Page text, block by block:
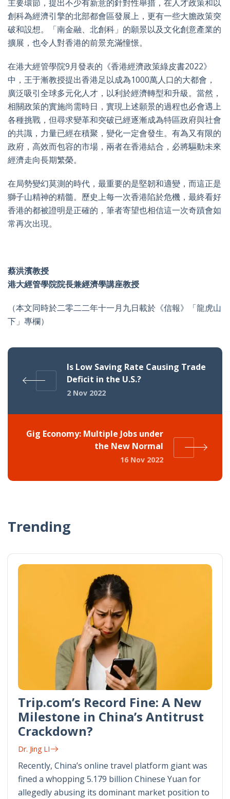
主要環節，提出不少有新意的針對性舉措，在人才政策和以
創科為經濟引擎的北部都會區發展上，更有一些大膽政策突
破和設想。「南金融、北創科」的願景以及文化創意產業的
擴展，也令人對香港的前景充滿憧憬。
在港大經管學院9月發表的《香港經濟政策綠皮書2022》
中，王于漸教授提出香港足以成為1000萬人口的大都會，
廣泛吸引全球多元化人才，以利於經濟轉型和升級。當然，
相關政策的實施尚需時日，實現上述願景的過程也必會遇上
各種挑戰，但尋求變革和突破已經逐漸成為特區政府與社會
的共識，力量已經在積聚，變化一定會發生。有為又有限的
政府，高效而包容的市場，兩者在香港結合，必將驅動未來
經濟走向長期繁榮。
在局勢變幻莫測的時代，最重要的是堅韌和適變，而這正是
獅子山精神的精髓。歷史上每一次香港陷於危機，最終看好
香港的都被證明是正確的，筆者寄望也相信這一次奇蹟會如
常再次出現。
蔡洪濱教授
港大經管學院院長兼經濟學講座教授
（本文同時於二零二二年十一月九日載於《信報》「龍虎山
下」專欄）
Is Low Saving Rate Causing Trade
Deficit in the U.S.?
2 Nov 2022
Gig Economy: Multiple Jobs under
the New Normal
16 Nov 2022
Trending
Trip.com’s Record Fine: A New
Milestone in China’s Antitrust
Crackdown?
Dr. Jing LI
Recently, China’s online travel platform giant was
fined a whopping 5.179 billion Chinese Yuan for
allegedly abusing its dominant market position to